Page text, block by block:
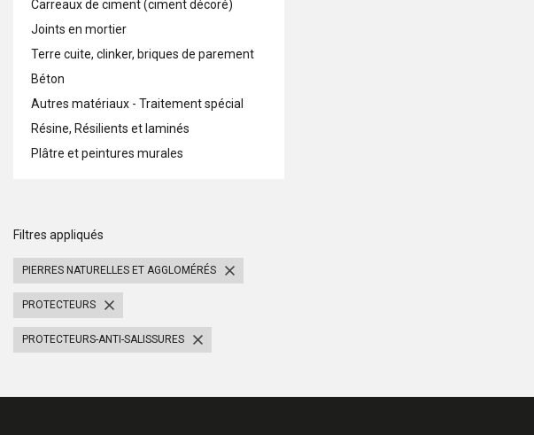
Carreaux de ciment (ciment décoré)
Joints en mortier
Terre cuite, clinker, briques de parement
Béton
Autres matériaux - Traitement spécial
Résine, Résilients et laminés
Plâtre et peintures murales
Filtres appliqués
PIERRES NATURELLES ET AGGLOMÉRÉS
PROTECTEURS
PROTECTEURS-ANTI-SALISSURES